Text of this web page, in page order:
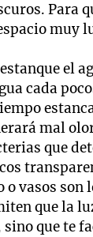
Para
muy
el
cada
mal
que
vasos son
que la
que te